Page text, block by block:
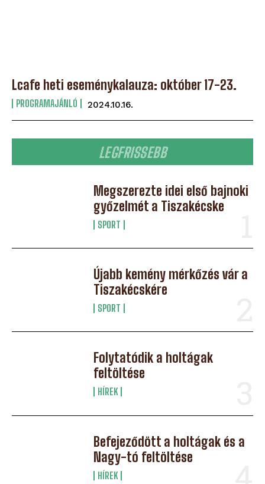
Lcafe heti eseménykalauza: október 17-23.
PROGRAMAJÁNLÓ 2024.10.16.
LEGFRISSEBB
Megszerezte idei első bajnoki
győzelmét a Tiszakécske
SPORT
Újabb kemény mérkőzés vár a
Tiszakécskére
SPORT
Folytatódik a holtágak
feltöltése
HÍREK
Befejeződött a holtágak és a
Nagy-tó feltöltése
HÍREK